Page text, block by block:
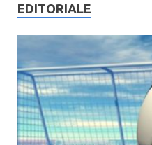
EDITORIALE